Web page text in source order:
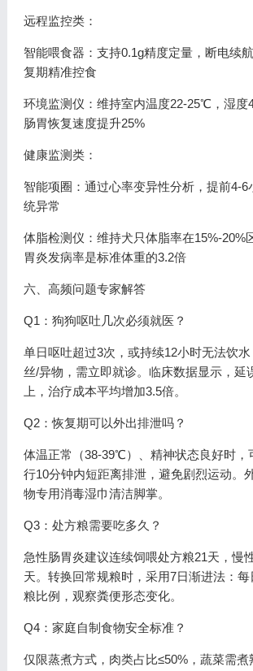
远程监控类：
智能喂食器：支持0.1g精度定量，断电续
复期精准控食
环境监测仪：维持室内温度22-25℃，湿度
肠胃恢复速度提升25%
健康监测类：
智能项圈：通过心率变异性分析，提前4-6
统异常
体脂检测仪：维持犬只体脂率在15%-20%
胃炎发病率是标准体重的3.2倍
六、高频问题专家解答
Q1：狗狗呕吐几次必须就医？
单日呕吐超过3次，或持续12小时无法饮
丝/异物，需立即就诊。临床数据显示，延
上，治疗成本平均增加3.5倍。
Q2：恢复期可以外出排泄吗？
体温正常（38-39℃）、精神状态良好时，
行10分钟内短距离排泄，避免剧烈运动。
物专用消毒湿巾清洁脚掌。
Q3：处方粮需要吃多久？
急性肠胃炎建议连续饲喂处方粮21天，慢
天。转换回常规粮时，采用7日渐进法：
粮比例，观察粪便形态变化。
Q4：家庭自制食物安全标准？
仅限蒸煮方式，肉类占比≤50%，蔬菜需